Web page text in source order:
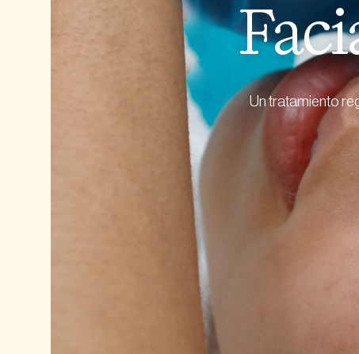
Ver Todos
Un tratamiento